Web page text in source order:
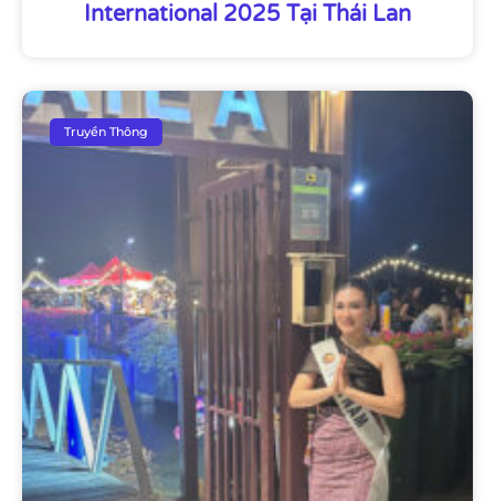
International 2025 Tại Thái Lan
Truyền Thông